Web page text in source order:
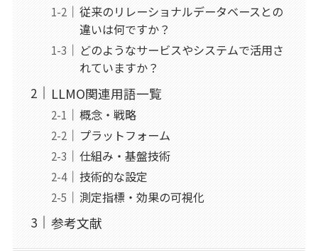
従来のリレーショナルデータベースとの
違いは何ですか？
どのようなサービスやシステムで活用さ
れていますか？
LLMO関連用語一覧
概念・戦略
プラットフォーム
仕組み・基盤技術
技術的な設定
測定指標・効果の可視化
参考文献